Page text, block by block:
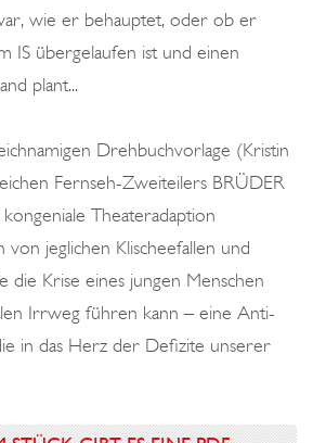
wie er behauptet, oder ob er
IS übergelaufen ist und einen
plant...
Drehbuchvorlage (Kristin
Fernseh-Zweiteilers BRÜDER
Theateradaption
jeglichen Klischeefallen und
die Krise eines jungen Menschen
Irrweg führen kann – eine Anti-
in das Herz der Defizite unserer